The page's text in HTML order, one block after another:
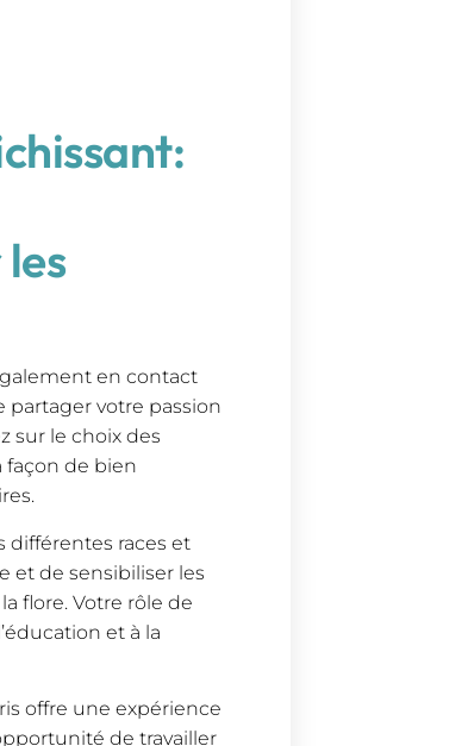
en contact
partager votre passion
sur le choix des
façon de bien
différentes races et
et de sensibiliser les
flore. Votre rôle de
et à la
offre une expérience
de travailler